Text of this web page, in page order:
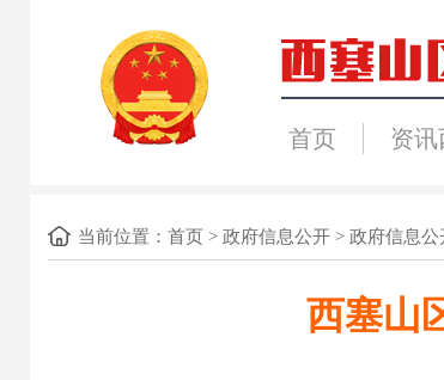
首页 资讯
当前位置： 首页> 政府信息公开> 政府信息公
西塞山